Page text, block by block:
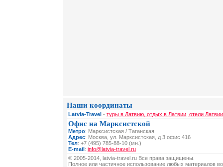
Наши координаты
Latvia-Travel - туры в Латвию, отдых в Латвии, отели
Офис на Марксистской
Метро: Марксистская / Таганская
Адрес: Москва, ул. Марксистская, д 3 офис 416
Тел: +7 (495) 785-88-10 (мн.)
E-mail: info@latvia-travel.ru
© 2005-2014, latvia-travel.ru Все права защищены.
Полное или частичное использование любых материалов